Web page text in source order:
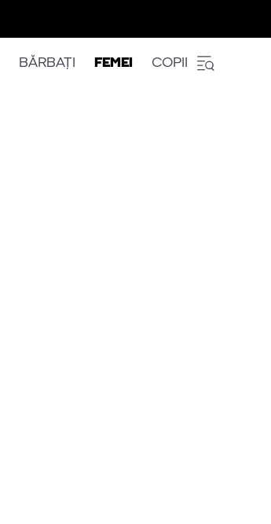
BĂRBAȚI FEMEI COPII